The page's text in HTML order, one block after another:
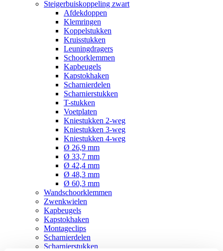
Steigerbuiskoppeling zwart
Afdekdoppen
Klemringen
Koppelstukken
Kruisstukken
Leuningdragers
Schoorklemmen
Kapbeugels
Kapstokhaken
Scharnierdelen
Scharnierstukken
T-stukken
Voetplaten
Kniestukken 2-weg
Kniestukken 3-weg
Kniestukken 4-weg
Ø 26,9 mm
Ø 33,7 mm
Ø 42,4 mm
Ø 48,3 mm
Ø 60,3 mm
Wandschoorklemmen
Zwenkwielen
Kapbeugels
Kapstokhaken
Montageclips
Scharnierdelen
Scharnierstukken